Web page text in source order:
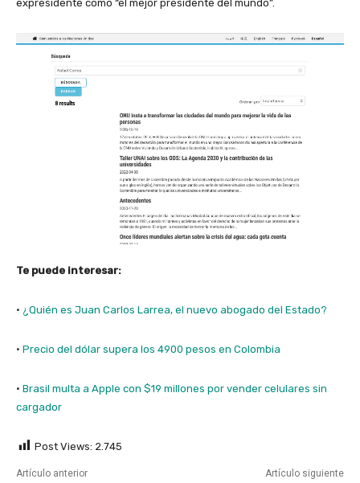
expresidente como “el mejor presidente del mundo”.
Te puede interesar:
· ¿Quién es Juan Carlos Larrea, el nuevo abogado del Estado?
· Precio del dólar supera los 4900 pesos en Colombia
· Brasil multa a Apple con $19 millones por vender celulares sin
cargador
Post Views: 2.745
Artículo anterior Artículo siguiente